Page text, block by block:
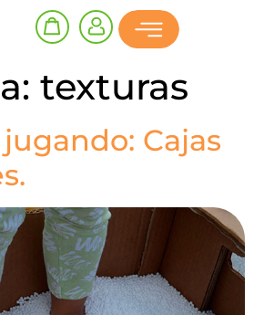
texturas
Cajas